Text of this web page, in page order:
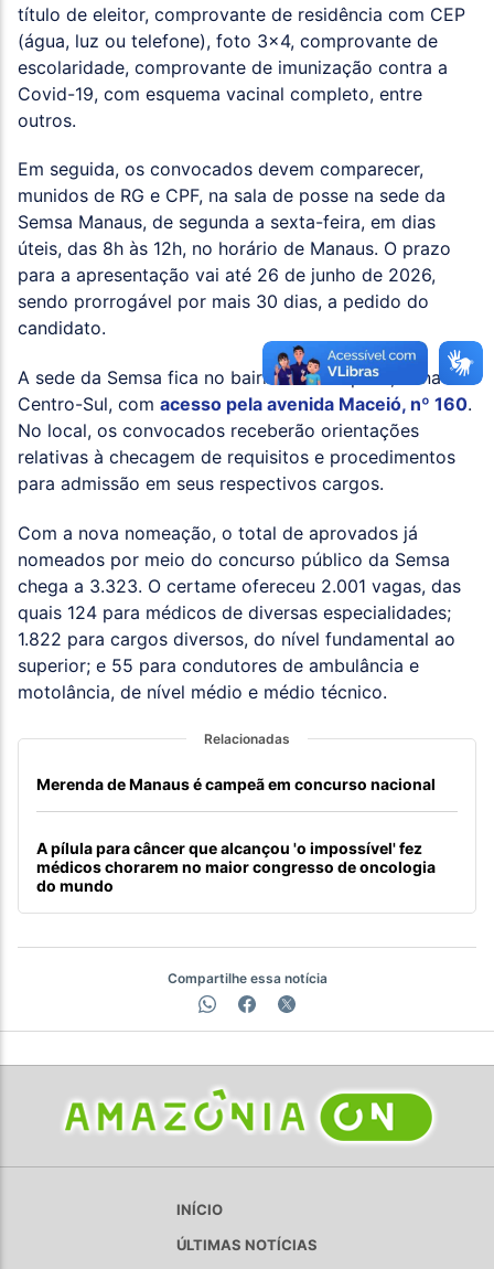
título de eleitor, comprovante de residência com CEP
(água, luz ou telefone), foto 3×4, comprovante de
escolaridade, comprovante de imunização contra a
Covid-19, com esquema vacinal completo, entre
outros.
Em seguida, os convocados devem comparecer,
munidos de RG e CPF, na sala de posse na sede da
Semsa Manaus, de segunda a sexta-feira, em dias
úteis, das 8h às 12h, no horário de Manaus. O prazo
para a apresentação vai até 26 de junho de 2026,
sendo prorrogável por mais 30 dias, a pedido do
candidato.
A sede da Semsa fica no bairro Adrianópolis, zona
Centro-Sul, com acesso pela avenida Maceió, nº 160.
No local, os convocados receberão orientações
relativas à checagem de requisitos e procedimentos
para admissão em seus respectivos cargos.
Com a nova nomeação, o total de aprovados já
nomeados por meio do concurso público da Semsa
chega a 3.323. O certame ofereceu 2.001 vagas, das
quais 124 para médicos de diversas especialidades;
1.822 para cargos diversos, do nível fundamental ao
superior; e 55 para condutores de ambulância e
motolância, de nível médio e médio técnico.
Relacionadas
Merenda de Manaus é campeã em concurso nacional
A pílula para câncer que alcançou 'o impossível' fez
médicos chorarem no maior congresso de oncologia
do mundo
Compartilhe essa notícia
INÍCIO
ÚLTIMAS NOTÍCIAS